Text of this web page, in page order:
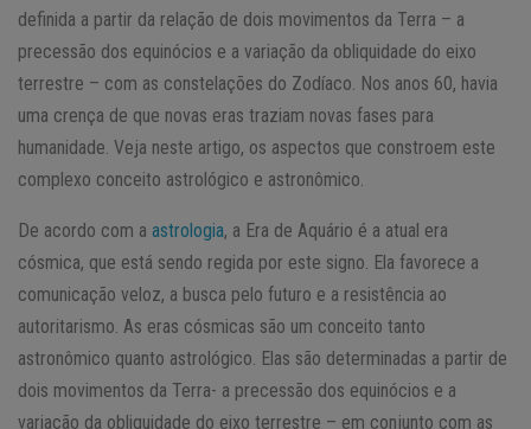
definida a partir da relação de dois movimentos da Terra – a
precessão dos equinócios e a variação da obliquidade do eixo
terrestre – com as constelações do Zodíaco. Nos anos 60, havia
uma crença de que novas eras traziam novas fases para
humanidade. Veja neste artigo, os aspectos que constroem este
complexo conceito astrológico e astronômico.
De acordo com a astrologia, a Era de Aquário é a atual era
cósmica, que está sendo regida por este signo. Ela favorece a
comunicação veloz, a busca pelo futuro e a resistência ao
autoritarismo. As eras cósmicas são um conceito tanto
astronômico quanto astrológico. Elas são determinadas a partir de
dois movimentos da Terra- a precessão dos equinócios e a
variação da obliquidade do eixo terrestre – em conjunto com as